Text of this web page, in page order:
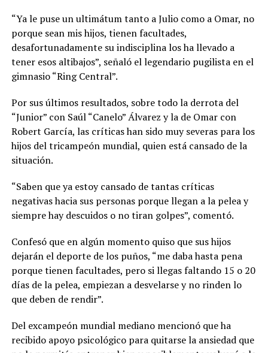
“Ya le puse un ultimátum tanto a Julio como a Omar, no
porque sean mis hijos, tienen facultades,
desafortunadamente su indisciplina los ha llevado a
tener esos altibajos”, señaló el legendario pugilista en el
gimnasio “Ring Central”.
Por sus últimos resultados, sobre todo la derrota del
“Junior” con Saúl “Canelo” Álvarez y la de Omar con
Robert García, las críticas han sido muy severas para los
hijos del tricampeón mundial, quien está cansado de la
situación.
“Saben que ya estoy cansado de tantas críticas
negativas hacia sus personas porque llegan a la pelea y
siempre hay descuidos o no tiran golpes”, comentó.
Confesó que en algún momento quiso que sus hijos
dejarán el deporte de los puños, “me daba hasta pena
porque tienen facultades, pero si llegas faltando 15 o 20
días de la pelea, empiezan a desvelarse y no rinden lo
que deben de rendir”.
Del excampeón mundial mediano mencionó que ha
recibido apoyo psicológico para quitarse la ansiedad que